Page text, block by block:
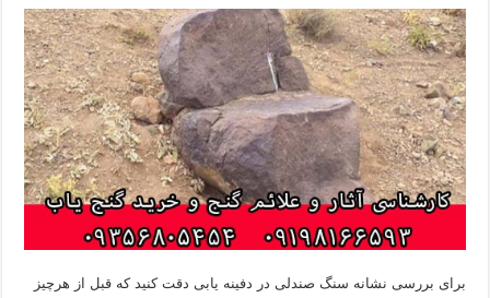
برای بررسی نشانه سنگ صندلی در دفینه یابی دقت کنید که قبل از هرچیز